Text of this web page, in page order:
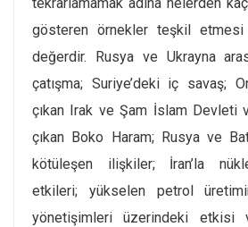
gösteren örnekler teşkil
değerdir. Rusya ve Ukrayna
çatışma; Suriye’deki iç savaş;
çıkan Irak ve Şam İslam Devleti
çıkan Boko Haram; Rusya ve
kötüleşen ilişkiler; İran’la
etkileri; yükselen petrol
yönetişimleri üzerindeki etkisi